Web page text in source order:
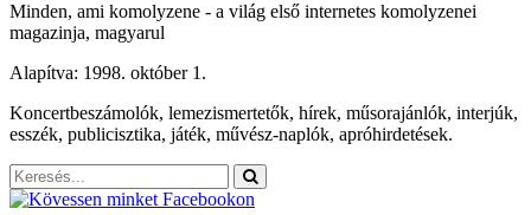
Minden, ami komolyzene - a világ első internetes komolyzenei
magazinja, magyarul
Alapítva: 1998. október 1.
Koncertbeszámolók, lemezismertetők, hírek, műsorajánlók, interjúk,
esszék, publicisztika, játék, művész-naplók, apróhirdetések.